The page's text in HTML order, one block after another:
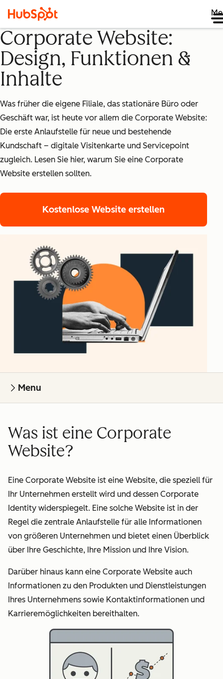
Corporate Website:
Design, Funktionen &
Inhalte
Was früher die eigene Filiale, das stationäre Büro oder
Geschäft war, ist heute vor allem die Corporate Website:
Die erste Anlaufstelle für neue und bestehende
Kundschaft – digitale Visitenkarte und Servicepoint
zugleich. Lesen Sie hier, warum Sie eine Corporate
Website erstellen sollten.
Kostenlose Website erstellen
Menu
Was ist eine Corporate
Website?
Eine Corporate Website ist eine Website, die speziell für
Ihr Unternehmen erstellt wird und dessen Corporate
Identity widerspiegelt. Eine solche Website ist in der
Regel die zentrale Anlaufstelle für alle Informationen
von größeren Unternehmen und bietet einen Überblick
über Ihre Geschichte, Ihre Mission und Ihre Vision.
Darüber hinaus kann eine Corporate Website auch
Informationen zu den Produkten und Dienstleistungen
Ihres Unternehmens sowie Kontaktinformationen und
Karrieremöglichkeiten bereithalten.